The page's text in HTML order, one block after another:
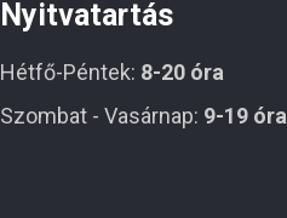
Nyitvatartás
Hétfő-Péntek: 8-20 óra
Szombat - Vasárnap: 9-19 óra